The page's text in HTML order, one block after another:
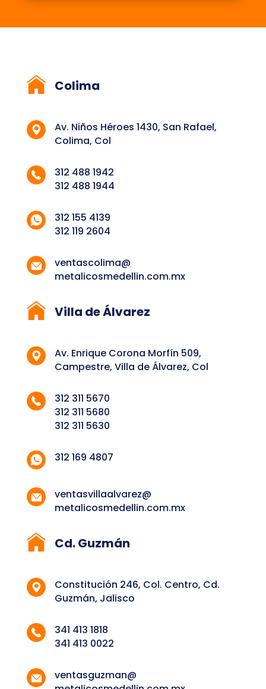
Colima
Av. Niños Héroes 1430, San Rafael,
Colima, Col
312 488 1942
312 488 1944
312 155 4139
312 119 2604
ventascolima@
metalicosmedellin.com.mx
Villa de Álvarez
Av. Enrique Corona Morfín 509,
Campestre, Villa de Álvarez, Col
312 311 5670
312 311 5680
312 311 5630
312 169 4807
ventasvillaalvarez@
metalicosmedellin.com.mx
Cd. Guzmán
Constitución 246, Col. Centro, Cd.
Guzmán, Jalisco
341 413 1818
341 413 0022
ventasguzman@